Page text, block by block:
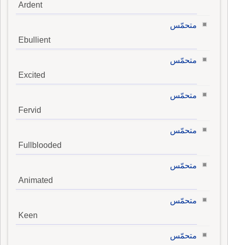
Ardent
متحمّس
Ebullient
متحمّس
Excited
متحمّس
Fervid
متحمّس
Fullblooded
متحمّس
Animated
متحمّس
Keen
متحمّس